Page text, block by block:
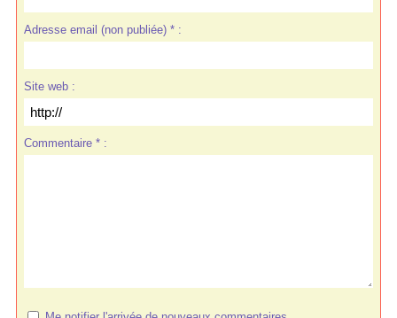
Adresse email (non publiée) * :
Site web :
Commentaire * :